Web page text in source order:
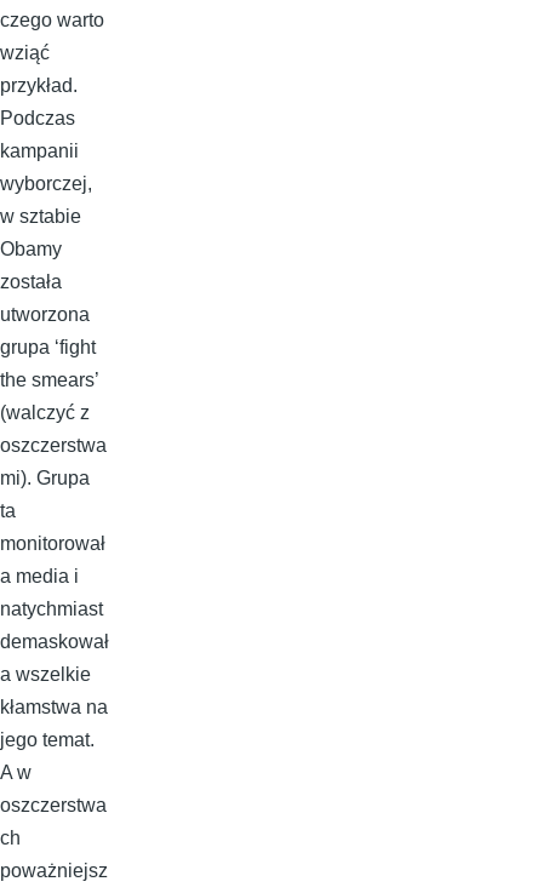
czego warto
wziąć
przykład.
Podczas
kampanii
wyborczej,
w sztabie
Obamy
została
utworzona
grupa ‘fight
the smears’
(walczyć z
oszczerstwa
mi). Grupa
ta
monitorował
a media i
natychmiast
demaskował
a wszelkie
kłamstwa na
jego temat.
A w
oszczerstwa
ch
poważniejsz